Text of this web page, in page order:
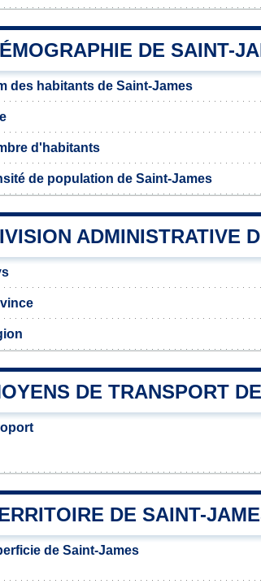
DE SAINT-
des habitants de Saint-James
d'habitants
de population de Saint-James
ADMINISTRATIVE
DE TRANSPORT
DE SAINT-
de Saint-James